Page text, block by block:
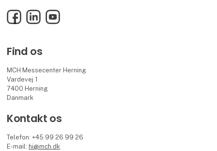
FacebookLinkedInYouTube
Find os
MCH Messecenter Herning
Vardevej 1
7400 Herning
Danmark
Kontakt os
Telefon: +45 99 26 99 26
E-mail: hi@mch.dk